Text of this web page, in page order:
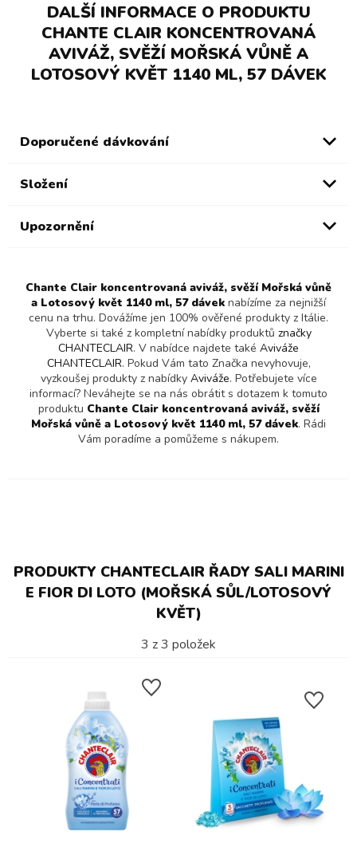
DALŠÍ INFORMACE O PRODUKTU
CHANTE CLAIR KONCENTROVANÁ
AVIVÁŽ, SVĚŽÍ MOŘSKÁ VŮNĚ A
LOTOSOVÝ KVĚT 1140 ML, 57 DÁVEK
Doporučené dávkování
Složení
Upozornění
Chante Clair koncentrovaná aviváž, svěží Mořská vůně
a Lotosový květ 1140 ml, 57 dávek nabízíme za nejnižší
cenu na trhu. Dovážíme jen 100% ověřené produkty z Itálie.
Vyberte si také z kompletní nabídky produktů značky
CHANTECLAIR. V nabídce najdete také Aviváže
CHANTECLAIR. Pokud Vám tato Značka nevyhovuje,
vyzkoušej produkty z nabídky Aviváže. Potřebujete více
informací? Neváhejte se na nás obrátit s dotazem k tomuto
produktu Chante Clair koncentrovaná aviváž, svěží
Mořská vůně a Lotosový květ 1140 ml, 57 dávek. Rádi
Vám poradíme a pomůžeme s nákupem.
PRODUKTY CHANTECLAIR ŘADY SALI MARINI
E FIOR DI LOTO (MOŘSKÁ SŮL/LOTOSOVÝ
KVĚT)
3 z3 položek